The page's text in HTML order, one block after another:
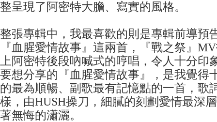
整呈現了阿密特大膽、寫實的風格。
整張專輯中，我最喜歡的則是專輯前導預
『血腥愛情故事』這兩首，『戰之祭』
上阿密特後段吶喊式的哼唱，令人十分印
要想分享的『血腥愛情故事』，是我覺得
的最為順暢、副歌最有記憶點的一首，歌
樣，由HUSH操刀，細膩的刻劃愛情最深
著無悔的瀟灑。